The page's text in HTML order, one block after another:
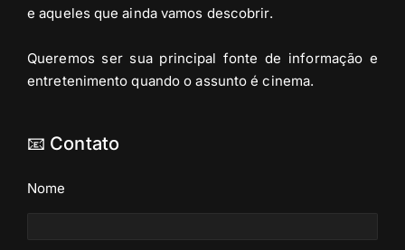
e aqueles que ainda vamos descobrir.
Queremos ser sua principal fonte de informação e
entretenimento quando o assunto é cinema.
📧 Contato
Nome